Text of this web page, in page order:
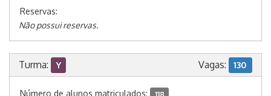
Reservas:
Não possui reservas.
Turma: Y Vagas: 130
Número de alunos matriculados: 118